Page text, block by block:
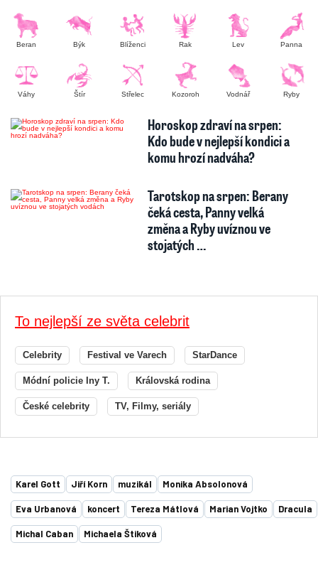
Beran Býk Blíženci Rak Lev Panna
Váhy Štír Střelec Kozoroh Vodnář Ryby
Horoskop zdraví na srpen:
Kdo bude v nejlepší kondici a
komu hrozí nadváha?
Tarotskop na srpen: Berany
čeká cesta, Panny velká
změna a Ryby uvíznou ve
stojatých …
To nejlepší ze světa celebrit
Celebrity Festival ve Varech StarDance
Módní policie Iny T. Královská rodina
České celebrity TV, Filmy, seriály
Karel Gott Jiří Korn muzikál Monika Absolonová
Eva Urbanová koncert Tereza Mátlová Marian Vojtko Dracula
Michal Caban Michaela Štiková